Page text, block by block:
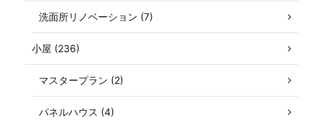
洗面所リノベーション (7)
小屋 (236)
マスタープラン (2)
パネルハウス (4)